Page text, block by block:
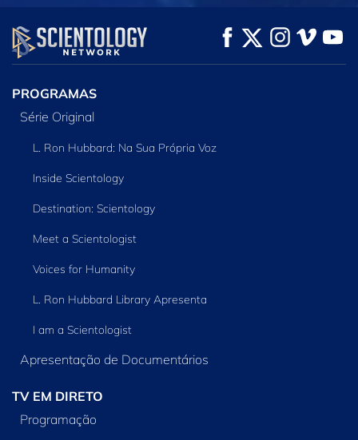
VEJA EXPLORE A SÉRIE
PROGRAMAS
Série Original
L. Ron Hubbard: Na Sua Própria Voz
Inside Scientology
Destination: Scientology
Meet a Scientologist
Voices for Humanity
L. Ron Hubbard Library Apresenta
I am a Scientologist
Apresentação de Documentários
TV EM DIRETO
Programação